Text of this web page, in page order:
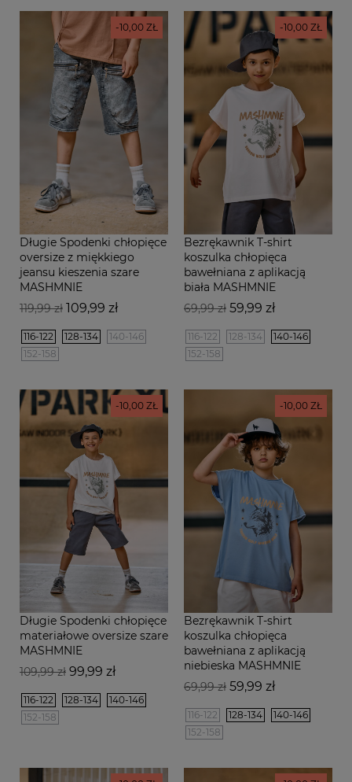
Długie Spodenki chłopięce
oversize z miękkiego
jeansu kieszenia szare
MASHMNIE
Cena
119,99 zł Cena
109,99 zł
-10,00 ZŁ
116-122 128-134
140-146
152-158
Bezrękawnik T-shirt
koszulka chłopięca
bawełniana z aplikacją
biała MASHMNIE
Cena
69,99 zł Cena
59,99 zł
-10,00 ZŁ
116-122 128-134
140-146
152-158
Długie Spodenki chłopięce
materiałowe oversize szare
MASHMNIE
Cena
109,99 zł Cena
99,99 zł
-10,00 ZŁ
116-122 128-134
140-146
152-158
Bezrękawnik T-shirt
koszulka chłopięca
bawełniana z aplikacją
niebieska MASHMNIE
Cena
69,99 zł Cena
59,99 zł
-10,00 ZŁ
116-122 128-134
140-146
152-158